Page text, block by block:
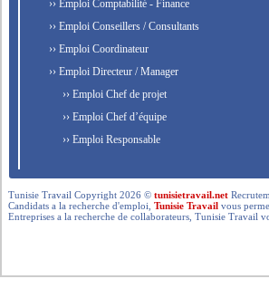
›› Emploi Comptabilité - Finance
›› Emploi Conseillers / Consultants
›› Emploi Coordinateur
›› Emploi Directeur / Manager
›› Emploi Chef de projet
›› Emploi Chef d’équipe
›› Emploi Responsable
Tunisie Travail Copyright 2026 ©tunisietravail.net
Candidats a la recherche d'emploi,Tunisie Travail vous
Entreprises a la recherche de collaborateurs, Tunisie Travail